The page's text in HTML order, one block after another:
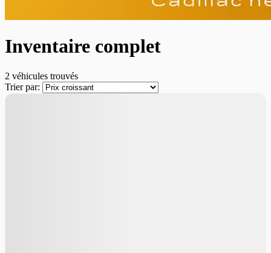
Inventaire complet
2 véhicules trouvés
Trier par: